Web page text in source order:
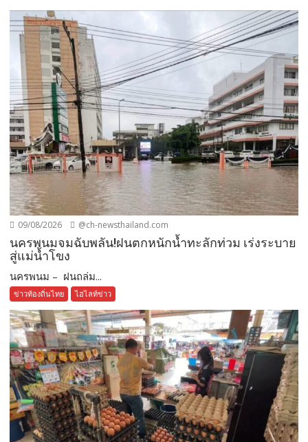
09/08/2026 @ch-newsthailand.com
นครพนมจมฉับพลัน!ฝนตกหนักน้ำทะลักท่วม เร่งระบาย
สู่แม่น้ำโขง
นครพนม – ฝนถล่ม...
ข่าวท้องถิ่นไทย ไฮไลท์ข่าว